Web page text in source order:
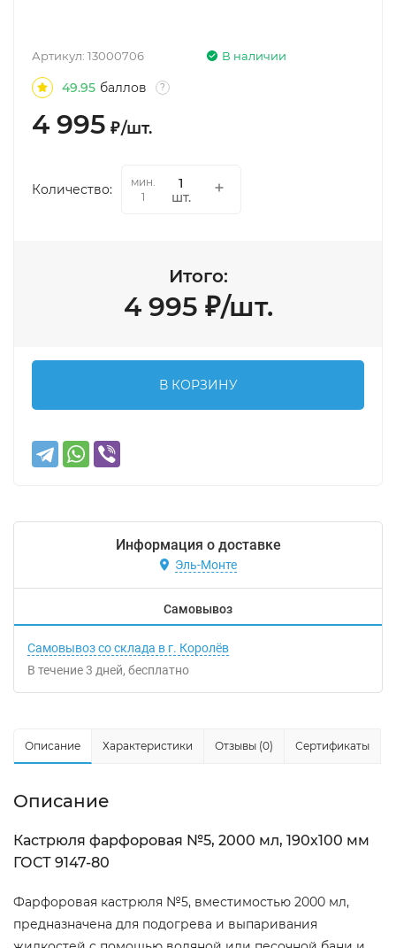
В наличии
Артикул: 13000706
49.95 баллов ?
4 995 ₽/шт.
Количество:
мин.
1
шт.
Итого:
4 995 ₽/шт.
В КОРЗИНУ
Информация о доставке
Эль-Монте
Самовывоз
Самовывоз со склада в г. Королёв
В течение3 дней Бесплатно
Описание Характеристики Отзывы (0) Сертификаты
Описание
Кастрюля фарфоровая №5, 2000 мл, 190х100 мм
ГОСТ 9147-80
Фарфоровая кастрюля №5, вместимостью 2000 мл,
предназначена для подогрева и выпаривания